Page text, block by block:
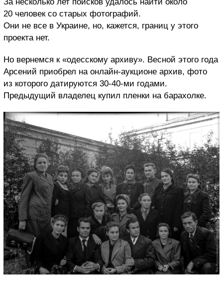
За несколько лет поисков удалось найти около
20 человек со старых фотографий.
Они не все в Украине, но, кажется, границ у этого
проекта нет.
Но вернемся к «одесскому архиву». Весной этого года
Арсений приобрел на онлайн-аукционе архив, фото
из которого датируются 30-40-ми годами.
Предыдущий владелец купил пленки на барахолке.